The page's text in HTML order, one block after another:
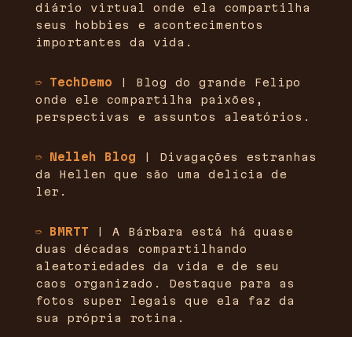
diário virtual onde ela compartilha
seus hobbies e acontecimentos
importantes da vida.
➱ TechDemo | Blog do grande Felipo
onde ele compartilha paixões,
perspectivas e assuntos aleatórios.
➱ Nelleh Blog | Divagações estranhas
da Hellen que são uma delícia de
ler.
➱ BMRTT | A Bárbara está há quase
duas décadas compartilhando
aleatoriedades da vida e de seu
caos organizado. Destaque para as
fotos super legais que ela faz da
sua própria rotina.